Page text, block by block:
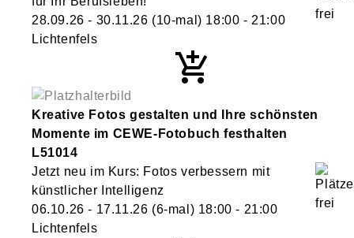
28.09.26 - 30.11.26 (10-mal) 18:00 - 21:00
Lichtenfels
Kreative Fotos gestalten und Ihre schönsten
Momente im CEWE-Fotobuch festhalten
L51014
Jetzt neu im Kurs: Fotos verbessern mit
künstlicher Intelligenz
06.10.26 - 17.11.26 (6-mal) 18:00 - 21:00
Lichtenfels